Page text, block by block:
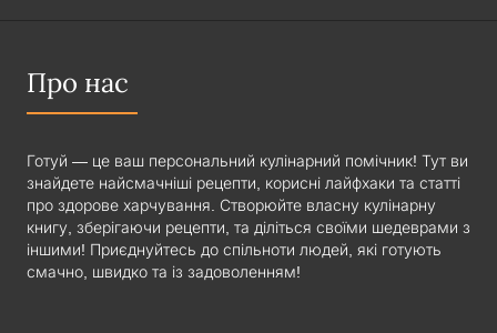
Про нас
Готуй — це ваш персональний кулінарний помічник! Тут ви
знайдете найсмачніші рецепти, корисні лайфхаки та статті
про здорове харчування. Створюйте власну кулінарну
книгу, зберігаючи рецепти, та діліться своїми шедеврами з
іншими! Приєднуйтесь до спільноти людей, які готують
смачно, швидко та із задоволенням!